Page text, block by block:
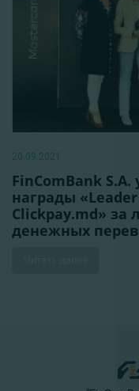
20.09.2021
FinComBank
награды
Clickpay.md» за
денежных